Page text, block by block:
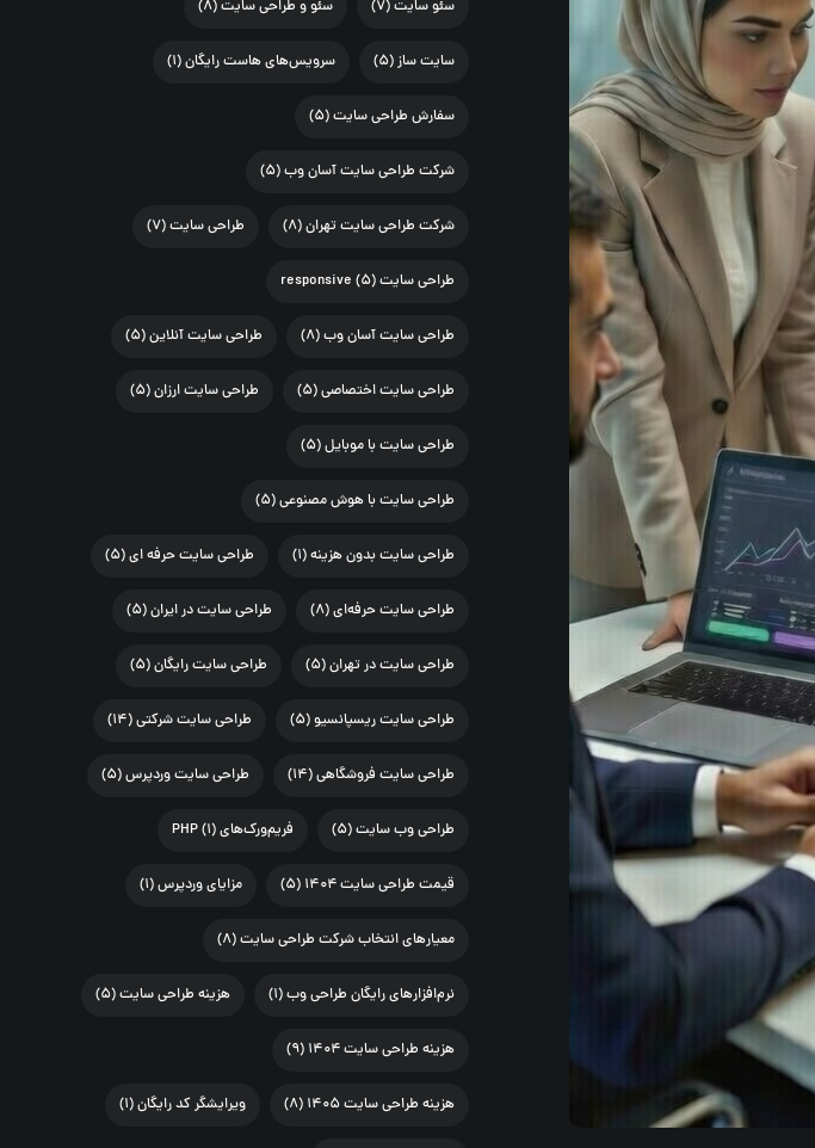
سئو سایت(۷) سئو و طراحی سایت(۸)
سایت ساز(۵) سرویس‌های هاست رایگان(۱)
سفارش طراحی سایت(۵)
شرکت طراحی سایت آسان وب(۵)
شرکت طراحی سایت تهران(۸) طراحی سایت(۷)
طراحی سایت responsive(۵)
طراحی سایت آسان وب(۸) طراحی سایت آنلاین(۵)
طراحی سایت اختصاصی(۵) طراحی سایت ارزان(۵)
طراحی سایت با موبایل(۵)
طراحی سایت با هوش مصنوعی(۵)
طراحی سایت بدون هزینه(۱) طراحی سایت حرفه ای(۵)
طراحی سایت حرفه‌ای(۸) طراحی سایت در ایران(۵)
طراحی سایت در تهران(۵) طراحی سایت رایگان(۵)
طراحی سایت ریسپانسیو(۵) طراحی سایت شرکتی(۱۴)
طراحی سایت فروشگاهی(۱۴) طراحی سایت وردپرس(۵)
طراحی وب سایت(۵) فریم‌ورک‌های PHP(۱)
قیمت طراحی سایت ۱۴۰۴ (۵) مزایای وردپرس(۱)
معیارهای انتخاب شرکت طراحی سایت(۸)
نرم‌افزارهای رایگان طراحی وب(۱) هزینه طراحی سایت(۵)
هزینه طراحی سایت ۱۴۰۴ (۹)
هزینه طراحی سایت ۱۴۰۵ (۸) ویرایشگر کد رایگان(۱)